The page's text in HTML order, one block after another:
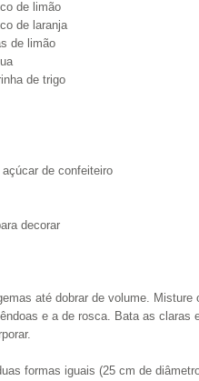
de limão
de laranja
de limão
de trigo
de confeiteiro
decorar
até dobrar de volume.
e a de rosca. Bata as
formas iguais (25 cm de